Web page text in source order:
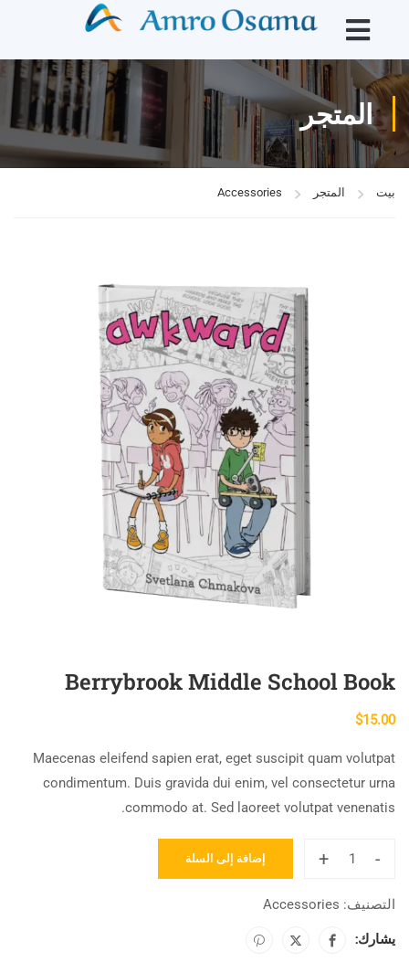
المتجر
بيت المتجر Accessories
Berrybrook Middle School Book
$15.00
Maecenas eleifend sapien erat, eget suscipit quam volutpat
condimentum. Duis gravida dui enim, vel consectetur urna
commodo at. Sed laoreet volutpat venenatis.
-
+ إضافة إلى السلة
التصنيف: Accessories
يشارك: